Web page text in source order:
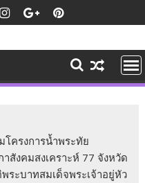
โครงการน้ำพระทัย
งคมสงเคราะห์ 77 จังหวัด
ระบาทสมเด็จพระเจ้าอยู่หัว